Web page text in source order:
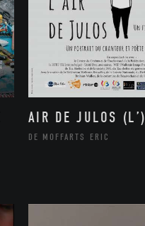
AIR DE JULOS (L’)
DE MOFFARTS ERIC